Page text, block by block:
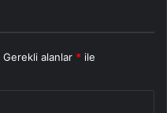
Gerekli alanlar * ile